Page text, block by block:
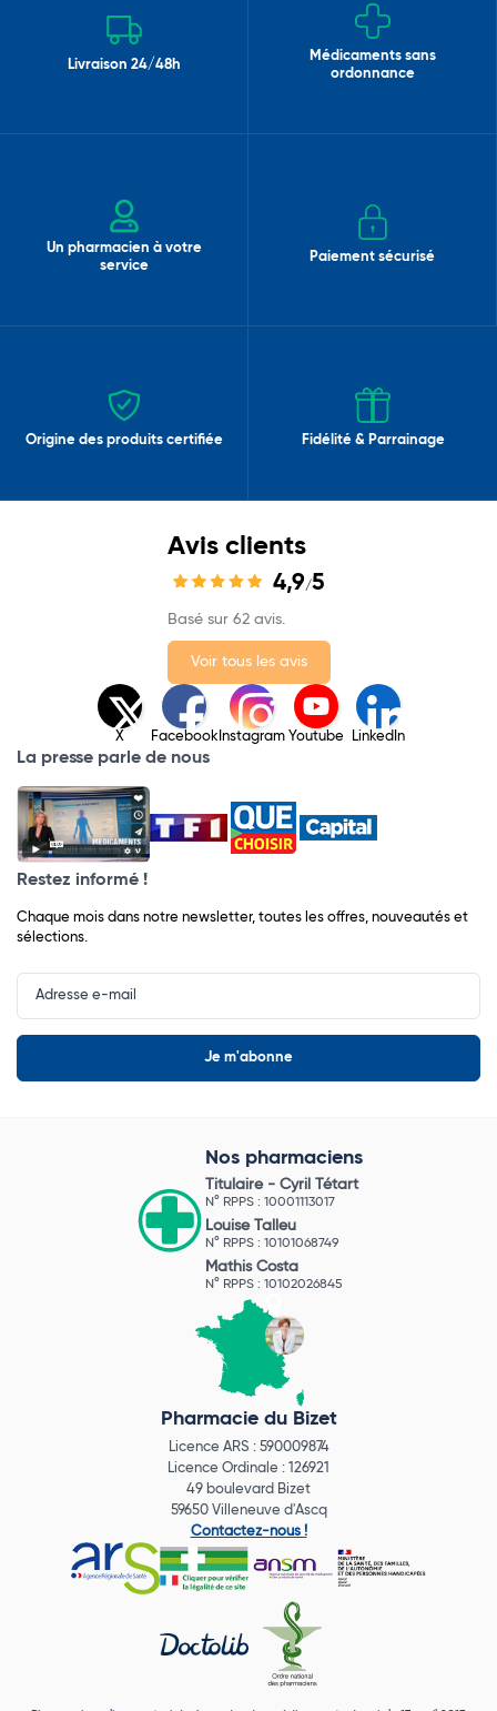
Livraison 24/48h
Médicaments sans
ordonnance
Un pharmacien à votre
service
Paiement sécurisé
Origine des produits certifiée Fidélité & Parrainage
Avis clients
4,9/5
Basé sur 62 avis.
Voir tous les avis
X Facebook Instagram Youtube LinkedIn
La presse parle de nous
Restez informé !
Chaque mois dans notre newsletter, toutes les offres, nouveautés et
sélections.
Input
Newsletter
Nos pharmaciens
Titulaire - Cyril Tétart
N° RPPS : 10001113017
Louise Talleu
N° RPPS : 10101068749
Mathis Costa
N° RPPS : 10102026845
Pharmacie du Bizet
Licence ARS : 590009874
Licence Ordinale : 126921
49 boulevard Bizet
59650 Villeneuve d'Ascq
Contactez-nous !